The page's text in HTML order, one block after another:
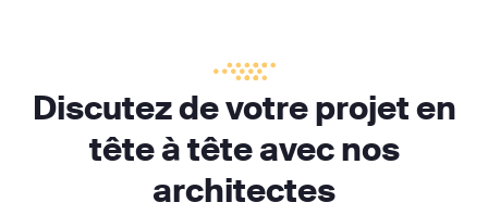
Discutez de votre projet en
tête à tête avec nos
architectes